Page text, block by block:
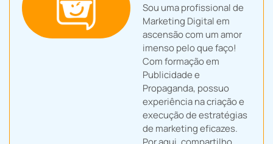
Sou uma profissional de
Marketing Digital em
ascensão com um amor
imenso pelo que faço!
Com formação em
Publicidade e
Propaganda, possuo
experiência na criação e
execução de estratégias
de marketing eficazes.